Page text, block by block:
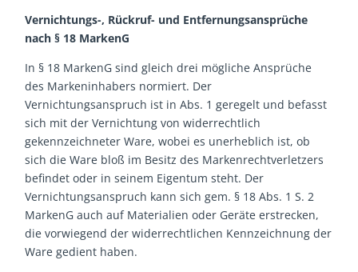
Vernichtungs-, Rückruf- und Entfernungsansprüche
nach § 18 MarkenG
In § 18 MarkenG sind gleich drei mögliche Ansprüche
des Markeninhabers normiert. Der
Vernichtungsanspruch ist in Abs. 1 geregelt und befasst
sich mit der Vernichtung von widerrechtlich
gekennzeichneter Ware, wobei es unerheblich ist, ob
sich die Ware bloß im Besitz des Markenrechtverletzers
befindet oder in seinem Eigentum steht. Der
Vernichtungsanspruch kann sich gem. § 18 Abs. 1 S. 2
MarkenG auch auf Materialien oder Geräte erstrecken,
die vorwiegend der widerrechtlichen Kennzeichnung der
Ware gedient haben.